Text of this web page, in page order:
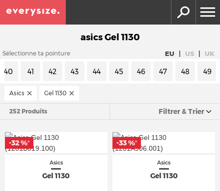
asics Gel 1130
Sélectionne ta pointure EU | US | UK
40 41 42 43 44 45 46 47 48 49
Asics Gel 1130
252 Produits Filtrer & Trier
Asics
Gel 1130
-32 %*
Asics
Gel 1130
-33 %*